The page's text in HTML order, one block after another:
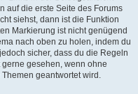
auf die erste Seite des Forums
siehst, dann ist die Funktion
Markierung ist nicht genügend
nach oben zu holen, indem du
sicher, dass du die Regeln
gesehen, wenn ohne
geantwortet wird.